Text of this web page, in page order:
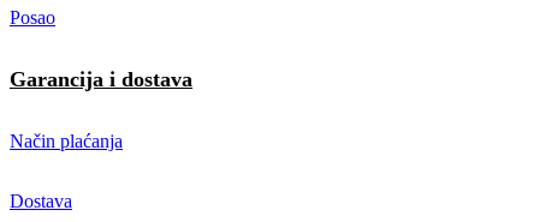
Posao
Garancija i dostava
Način plaćanja
Dostava